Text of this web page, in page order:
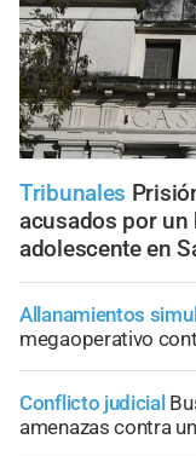
Tribunales
acusados por
adolescente en
Allanamientos
megaoperativo
Conflicto judicial
amenazas contra